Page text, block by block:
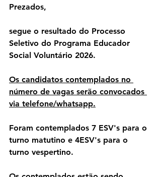
Prezados,
segue o resultado do Processo
Seletivo do Programa Educador
Social Voluntário 2026.
Os candidatos contemplados no
número de vagas serão convocados
via telefone/whatsapp.
Foram contemplados 7 ESV's para o
turno matutino e 4ESV's para o
turno vespertino.